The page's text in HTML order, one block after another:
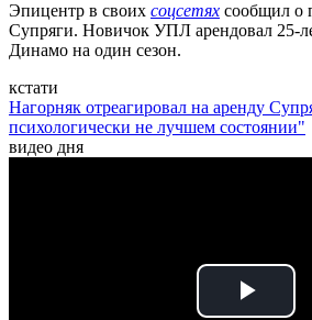
Эпицентр в своих соцсетях сообщил о
Супряги. Новичок УПЛ арендовал 25-
Динамо на один сезон.
кстати
Нагорняк отреагировал на аренду
психологически не лучшем состоянии"
видео дня